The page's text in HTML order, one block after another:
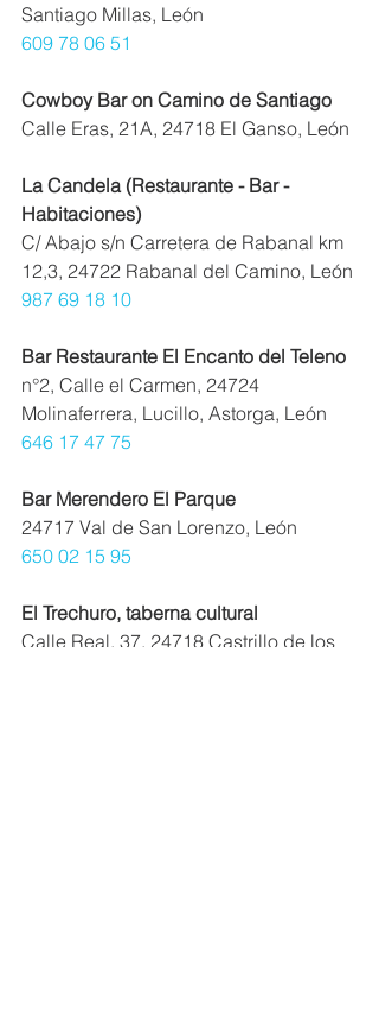
Santiago Millas, León
609 78 06 51
Cowboy Bar on Camino de Santiago
Calle Eras, 21A, 24718 El Ganso, León
La Candela (Restaurante - Bar -
Habitaciones)
C/ Abajo s/n Carretera de Rabanal km
12,3, 24722 Rabanal del Camino, León
987 69 18 10
Bar Restaurante El Encanto del Teleno
n°2, Calle el Carmen, 24724
Molinaferrera, Lucillo, Astorga, León
646 17 47 75
Bar Merendero El Parque
24717 Val de San Lorenzo, León
650 02 15 95
El Trechuro, taberna cultural
Calle Real, 37, 24718 Castrillo de los